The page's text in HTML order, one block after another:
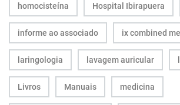
homocisteína Hospital Ibirapuera
informe ao associado ix combined
laringologia lavagem auricular
Livros Manuais medicina